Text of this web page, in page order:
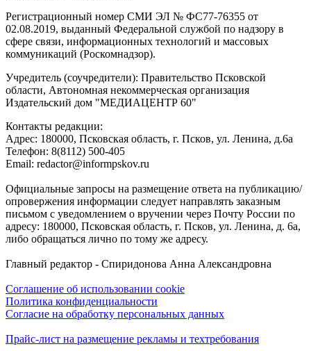
Регистрационный номер СМИ ЭЛ № ФС77-76355 от
02.08.2019, выданный Федеральной службой по надзору в
сфере связи, информационных технологий и массовых
коммуникаций (Роскомнадзор).
Учредитель (соучредители): Правительство Псковской
области, Автономная некоммерческая организация
Издательский дом "МЕДИАЦЕНТР 60"
Контакты редакции:
Адреc: 180000, Псковская область, г. Псков, ул. Ленина, д.6а
Телефон: 8(8112) 500-405
Email: redactor@informpskov.ru
Официальные запросы на размещение ответа на публикацию/
опровержения информации следует направлять заказным
письмом с уведомлением о вручении через Почту России по
адресу: 180000, Псковская область, г. Псков, ул. Ленина, д. 6а,
либо обращаться лично по тому же адресу.
Главный редактор - Спиридонова Анна Александровна
Соглашение об использовании cookie
Политика конфиденциальности
Согласие на обработку персональных данных
Прайс-лист на размещение рекламы и техтребования